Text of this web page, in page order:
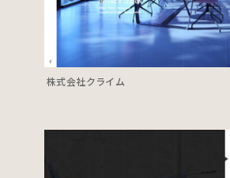
株式会社クライム